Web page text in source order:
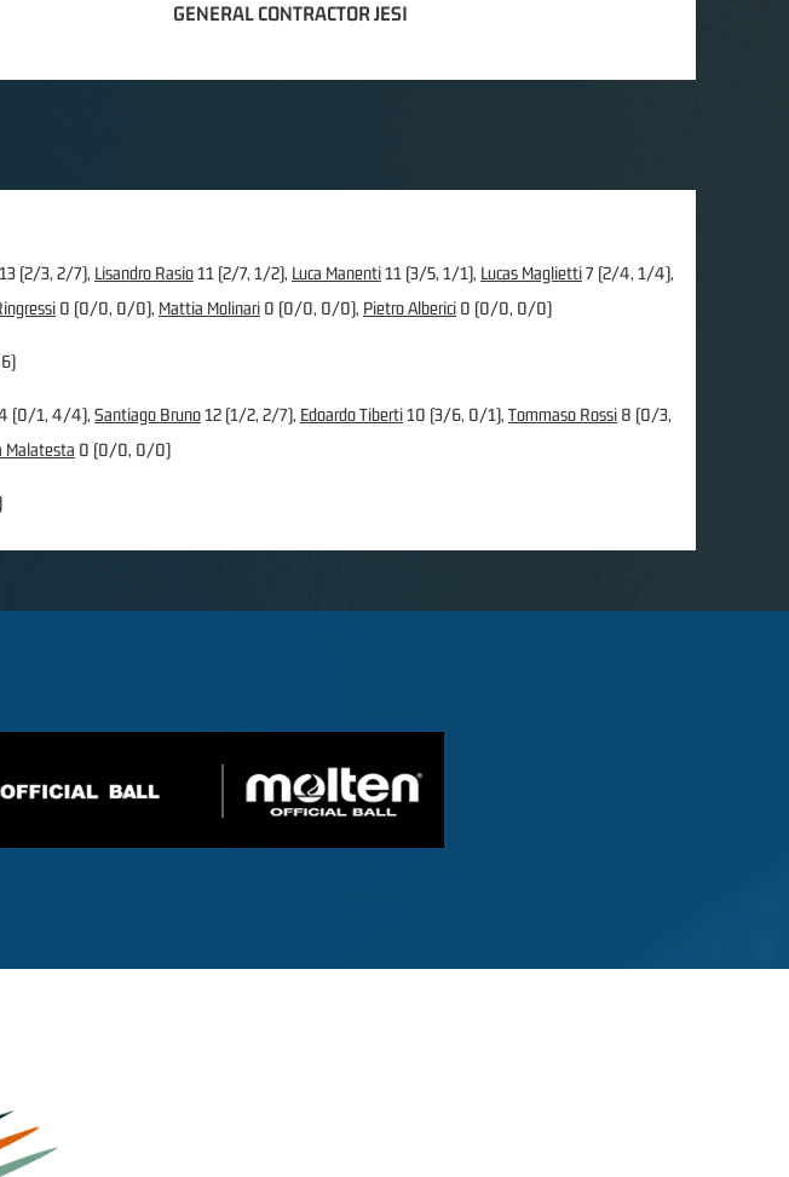
GENERAL CONTRACTOR JESI
13 (2/3, 2/7), Lisandro Rasio11 (2/7, 1/2), Luca Manenti11 (3/5, 1/1), Lucas Maglietti7 (2/4, 1/4),
0 (0/0, 0/0), Mattia Molinari 0 (0/0, 0/0), Pietro Alberici 0 (0/0, 0/0)
6)
(0/1, 4/4), Santiago Bruno12 (1/2, 2/7), Edoardo Tiberti10 (3/6, 0/1), Tommaso Rossi 8 (0/3,
Malatesta 0 (0/0, 0/0)